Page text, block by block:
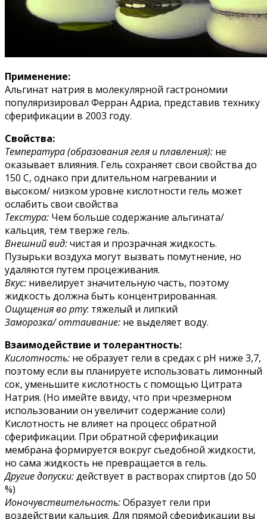
Применение:
Альгинат натрия в молекулярной гастрономии
популяризировал Ферран Адриа, представив технику
сферификации в 2003 году.
Свойства:
Температура (образования геля и плавления): не
оказывает влияния. Гель сохраняет свои свойства до
150 С, однако при длительном нагревании и
высоком/ низком уровне кислотности гель может
ослабить свои свойства
Текстура: Чем больше содержание альгината/
кальция, тем тверже гель.
Внешний вид:чистая и прозрачная жидкость.
Пузырьки воздуха могут вызвать помутнение, но
удаляются путем процеживания.
Вкус: нивелирует значительную часть, поэтому
жидкость должна быть концентрированная.
Ощущения во рту: тяжелый и липкий
Заморозка/ оттаивание: не выделяет воду.
Взаимодействие и толерантность:
Кислотность: не образует гели в средах с pH ниже 3,7,
поэтому если вы планируете использовать лимонный
сок, уменьшите кислотность с помощью Цитрата
Натрия. (Но имейте ввиду, что при чрезмерном
использовании он увеличит содержание соли)
Кислотность не влияет на процесс обратной
сферификации. При обратной сферификации
мембрана формируется вокруг съедобной жидкости,
но сама жидкость не превращается в гель.
Другие допуски:действует в растворах спиртов (до 50
%)
Ионочувствительность:Образует гели при
воздействии кальция. Для прямой сферификации вы